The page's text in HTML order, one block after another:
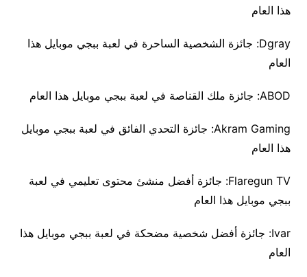
هذا العام
Dgray: جائزة الشخصية الساحرة في لعبة ببجي موبايل هذا
العام
ABOD: جائزة ملك القناصة في لعبة ببجي موبايل هذا العام
Akram Gaming: جائزة التحدي الفائق في لعبة ببجي موبايل
هذا العام
Flaregun TV: جائزة أفضل منشئ محتوى تعليمي في لعبة
ببجي موبايل هذا العام
Ivar: جائزة أفضل شخصية مضحكة في لعبة ببجي موبايل هذا
العام